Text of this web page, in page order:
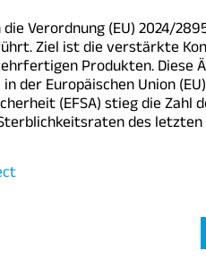
Verordnung (EU) 2024/
Ziel ist die verstärkte
Produkten. Diese
der Europäischen Union
(EFSA) stieg die Zahl
des letzten